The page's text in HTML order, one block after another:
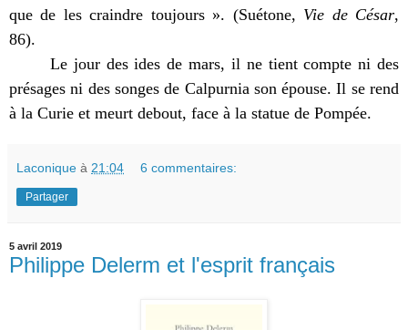
que de les craindre toujours ». (Suétone, Vie de César,
86).
Le jour des ides de mars, il ne tient compte ni des
présages ni des songes de Calpurnia son épouse. Il se rend
à la Curie et meurt debout, face à la statue de Pompée.
Laconique à 21:04 6 commentaires:
Partager
5 avril 2019
Philippe Delerm et l'esprit français